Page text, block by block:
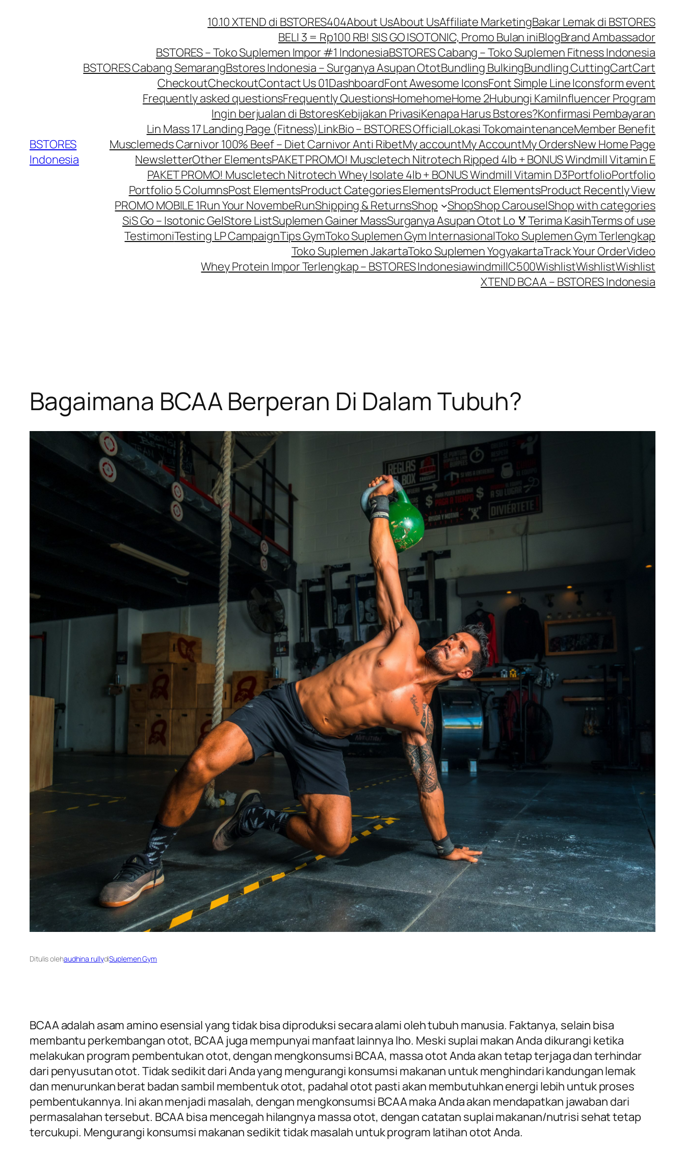
BSTORES
Indonesia
10.10 XTEND di BSTORES404About UsAbout UsAffiliate MarketingBakar Lemak di BSTORES
BELI 3 = Rp100 RB! SIS GO ISOTONIC, Promo Bulan iniBlogBrand Ambassador
BSTORES – Toko Suplemen Impor #1 IndonesiaBSTORES Cabang – Toko Suplemen Fitness Indonesia
BSTORES Cabang SemarangBstores Indonesia – Surganya Asupan OtotBundling BulkingBundling CuttingCartCart
CheckoutCheckoutContact Us 01DashboardFont Awesome IconsFont Simple Line Iconsform event
Frequently asked questionsFrequently QuestionsHomehomeHome 2Hubungi KamiInfluencer Program
Ingin berjualan di BstoresKebijakan PrivasiKenapa Harus Bstores?Konfirmasi Pembayaran
Lin Mass 17 Landing Page (Fitness)LinkBio – BSTORES OfficialLokasi TokomaintenanceMember Benefit
Musclemeds Carnivor 100% Beef – Diet Carnivor Anti RibetMy accountMy AccountMy OrdersNew Home Page
NewsletterOther ElementsPAKET PROMO! Muscletech Nitrotech Ripped 4lb + BONUS Windmill Vitamin E
PAKET PROMO! Muscletech Nitrotech Whey Isolate 4lb + BONUS Windmill Vitamin D3PortfolioPortfolio
Portfolio 5 ColumnsPost ElementsProduct Categories ElementsProduct ElementsProduct Recently View
PROMO MOBILE 1Run Your NovembeRunShipping & ReturnsShop ShopShop CarouselShop with categories
SiS Go – Isotonic GelStore ListSuplemen Gainer MassSurganya Asupan Otot Lo 🏅Terima KasihTerms of use
TestimoniTesting LP CampaignTips GymToko Suplemen Gym InternasionalToko Suplemen Gym Terlengkap
Toko Suplemen JakartaToko Suplemen YogyakartaTrack Your OrderVideo
Whey Protein Impor Terlengkap – BSTORES IndonesiawindmillC500WishlistWishlistWishlist
XTEND BCAA – BSTORES Indonesia
Bagaimana BCAA Berperan Di Dalam Tubuh?
Ditulis olehaudhina rullydiSuplemen Gym
BCAA adalah asam amino esensial yang tidak bisa diproduksi secara alami oleh tubuh manusia. Faktanya, selain bisa
membantu perkembangan otot, BCAA juga mempunyai manfaat lainnya lho. Meski suplai makan Anda dikurangi ketika
melakukan program pembentukan otot, dengan mengkonsumsi BCAA, massa otot Anda akan tetap terjaga dan terhindar
dari penyusutan otot. Tidak sedikit dari Anda yang mengurangi konsumsi makanan untuk menghindari kandungan lemak
dan menurunkan berat badan sambil membentuk otot, padahal otot pasti akan membutuhkan energi lebih untuk proses
pembentukannya. Ini akan menjadi masalah, dengan mengkonsumsi BCAA maka Anda akan mendapatkan jawaban dari
permasalahan tersebut. BCAA bisa mencegah hilangnya massa otot, dengan catatan suplai makanan/nutrisi sehat tetap
tercukupi. Mengurangi konsumsi makanan sedikit tidak masalah untuk program latihan otot Anda.